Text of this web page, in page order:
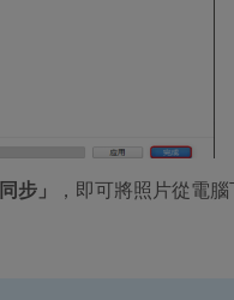
步」
，即可將照片從電